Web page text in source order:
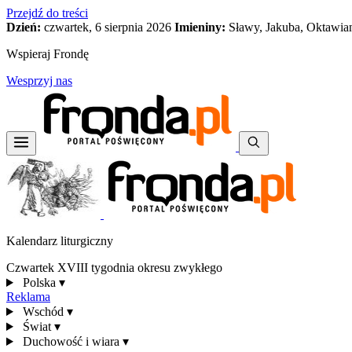
Przejdź do treści
Dzień: czwartek, 6 sierpnia 2026 Imieniny: Sławy, Jakuba,
Wspieraj Frondę
Wesprzyj nas
Kalendarz liturgiczny
Czwartek XVIII tygodnia okresu zwykłego
Polska ▾
Reklama
Wschód ▾
Świat ▾
Duchowość i wiara ▾